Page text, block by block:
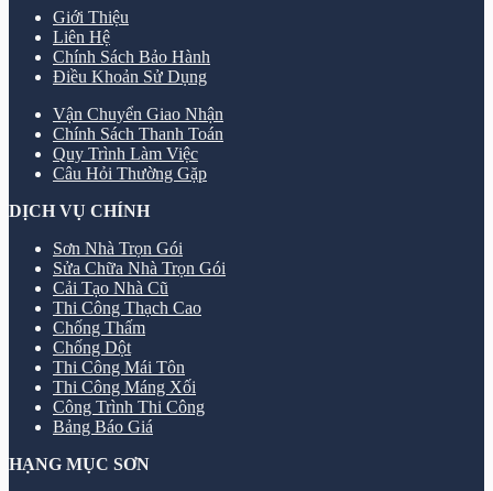
Giới Thiệu
Liên Hệ
Chính Sách Bảo Hành
Điều Khoản Sử Dụng
Vận Chuyển Giao Nhận
Chính Sách Thanh Toán
Quy Trình Làm Việc
Câu Hỏi Thường Gặp
DỊCH VỤ CHÍNH
Sơn Nhà Trọn Gói
Sửa Chữa Nhà Trọn Gói
Cải Tạo Nhà Cũ
Thi Công Thạch Cao
Chống Thấm
Chống Dột
Thi Công Mái Tôn
Thi Công Máng Xối
Công Trình Thi Công
Bảng Báo Giá
HẠNG MỤC SƠN